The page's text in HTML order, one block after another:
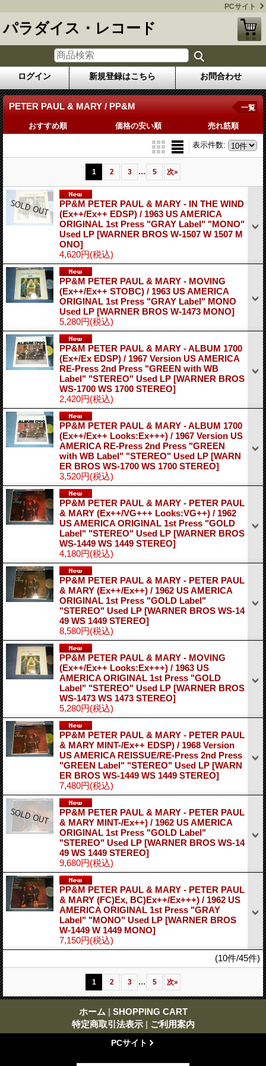
PCサイト
パラダイス・レコード
ログイン 新規登録はこちら お問合わせ
PETER PAUL & MARY / PP&M 一覧
おすすめ順 価格の安い順 売れ筋順
表示件数:
1 2 3 ... 5 次»
PP&M PETER PAUL & MARY - IN THE WIND
(Ex++/Ex++ EDSP) / 1963 US AMERICA
ORIGINAL 1st Press "GRAY Label" "MONO"
Used LP [WARNER BROS W-1507 W 1507 M
ONO]
4,620円(税込)
PP&M PETER PAUL & MARY - MOVING
(Ex++/Ex++ STOBC) / 1963 US AMERICA
ORIGINAL 1st Press "GRAY Label" MONO
Used LP [WARNER BROS W-1473 MONO]
5,280円(税込)
PP&M PETER PAUL & MARY - ALBUM 1700
(Ex+/Ex EDSP) / 1967 Version US AMERICA
RE-Press 2nd Press "GREEN with WB
Label" "STEREO" Used LP [WARNER BROS
WS-1700 WS 1700 STEREO]
2,420円(税込)
PP&M PETER PAUL & MARY - ALBUM 1700
(Ex++/Ex++ Looks:Ex+++) / 1967 Version US
AMERICA RE-Press 2nd Press "GREEN
with WB Label" "STEREO" Used LP [WARN
ER BROS WS-1700 WS 1700 STEREO]
3,520円(税込)
PP&M PETER PAUL & MARY - PETER PAUL
& MARY (Ex++/VG+++ Looks:VG++) / 1962
US AMERICA ORIGINAL 1st Press "GOLD
Label" "STEREO" Used LP [WARNER BROS
WS-1449 WS 1449 STEREO]
4,180円(税込)
PP&M PETER PAUL & MARY - PETER PAUL
& MARY (Ex++/Ex++) / 1962 US AMERICA
ORIGINAL 1st Press "GOLD Label"
"STEREO" Used LP [WARNER BROS WS-14
49 WS 1449 STEREO]
8,580円(税込)
PP&M PETER PAUL & MARY - MOVING
(Ex++/Ex++ Looks:Ex+++) / 1963 US
AMERICA ORIGINAL 1st Press "GOLD
Label" "STEREO" Used LP [WARNER BROS
WS-1473 WS 1473 STEREO]
5,280円(税込)
PP&M PETER PAUL & MARY - PETER PAUL
& MARY MINT-/Ex++ EDSP) / 1968 Version
US AMERICA REISSUE/RE-Press 2nd Press
"GREEN Label" "STEREO" Used LP [WARN
ER BROS WS-1449 WS 1449 STEREO]
7,480円(税込)
PP&M PETER PAUL & MARY - PETER PAUL
& MARY MINT-/Ex++) / 1962 US AMERICA
ORIGINAL 1st Press "GOLD Label"
"STEREO" Used LP [WARNER BROS WS-14
49 WS 1449 STEREO]
9,680円(税込)
PP&M PETER PAUL & MARY - PETER PAUL
& MARY (FC)Ex, BC)Ex++/Ex+++) / 1962 US
AMERICA ORIGINAL 1st Press "GRAY
Label" "MONO" Used LP [WARNER BROS
W-1449 W 1449 MONO]
7,150円(税込)
(10件/45件)
1 2 3 ... 5 次»
ホーム | SHOPPING CART
特定商取引法表示 | ご利用案内
PCサイト